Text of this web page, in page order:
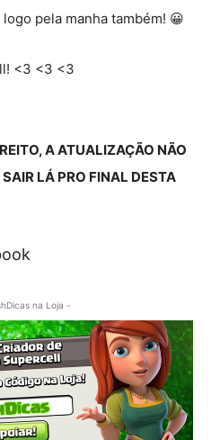
pela manha também! 😀
<3 <3 <3
A ATUALIZAÇÃO NÃO
LÁ PRO FINAL DESTA
na Loja -